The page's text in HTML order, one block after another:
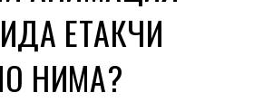
ЕТАКЧИ
НИМА?